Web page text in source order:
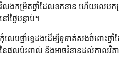
រំលងកម្រិតថ្នាំដែលខកខាន ហើយលេបកម្
នៅថ្ងៃបន្ទាប់។
កុំលេបថ្នាំទ្វេដងដើម្បីទូទាត់សងចំពោះថ្ន
នៃផលប៉ះពាល់ និងអាចរំខានដល់កាលវិភា